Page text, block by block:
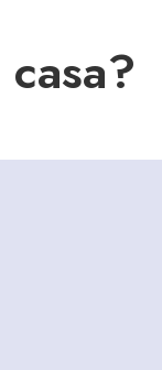
casa?